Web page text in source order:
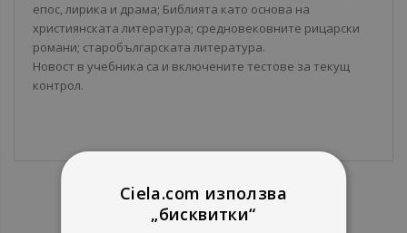
епос, лирика и драма; Библията като основа на
християнската литература; средновековните рицарски
романи; старобългарската литература.
Новост в учебника са и включените тестове за текущ
контрол.
Ciela.com използва
„бисквитки“